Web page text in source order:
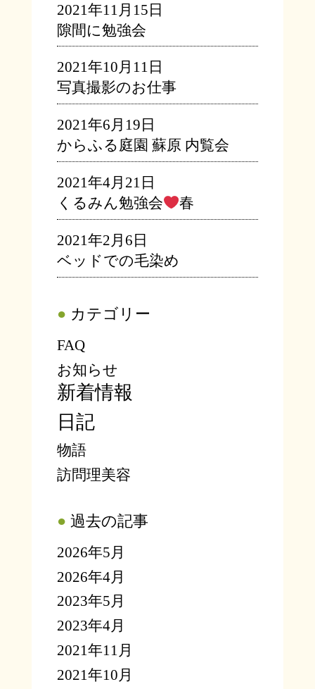
2021年11月15日
隙間に勉強会
2021年10月11日
写真撮影のお仕事
2021年6月19日
からふる庭園 蘇原 内覧会
2021年4月21日
くるみん勉強会
春
2021年2月6日
ベッドでの毛染め
● カテゴリー
FAQ
お知らせ
新着情報
日記
物語
訪問理美容
● 過去の記事
2026年5月
2026年4月
2023年5月
2023年4月
2021年11月
2021年10月